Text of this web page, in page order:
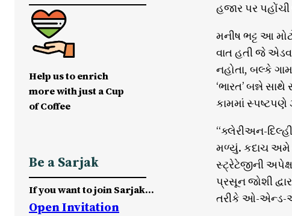
Help us to enrich
more with just a Cup
of Coffee
Be a Sarjak
If you want to join Sarjak…
Open Invitation
હજાર પર પહોંચી
મનીષ ભટ્ટ આ
વાત હતી જે
નહોતા, બલ્કે
‘ભારત’ બન્ને
કામમાં
“ક્લેરીઅન-
મળ્યું. કદાચ અમે
સ્ટ્રેટેજીની
પ્રસૂન જોશી
તરીકે ઓ-એન્ડ-